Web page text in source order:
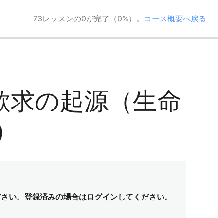
73レッスンの0が完了（0%）。 コース概要へ戻る
の起源（生命
い。登録済みの場合はログインしてください。